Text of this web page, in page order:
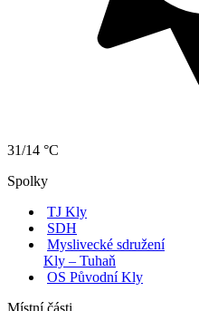
31/14 °C
Spolky
TJ Kly
SDH
Myslivecké sdružení
Kly – Tuhaň
OS Původní Kly
Místní části